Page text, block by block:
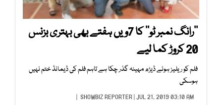
’’رانگ نمبر ٹو‘‘ کا 7ویں ہفتے بھی بہتری بزنس
20 کروڑ کما لیے
فلم کو ریلیز ہوئے ڈیڑھ مہینہ گذر چکا ہے تاہم فلم کی ڈیمانڈ ختم نہیں
ہوسکی
SHOWBIZ REPORTER| JUL 21, 2019 03:10 AM |